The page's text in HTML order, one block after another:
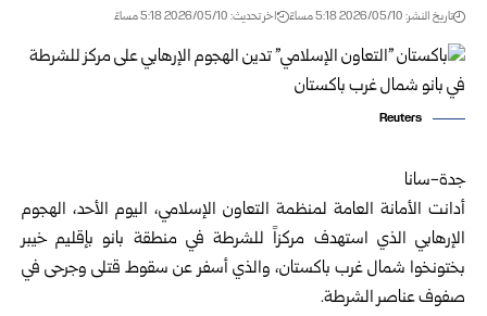
تاريخ النشر: 2026/05/10 5:18 مساءً اخر تحديث: 2026/05/10 5:18 مساءً
Reuters
جدة-سانا
أدانت الأمانة العامة لمنظمة التعاون الإسلامي، اليوم الأحد، الهجوم
الإرهابي الذي استهدف مركزاً للشرطة في منطقة بانو بإقليم خيبر
بختونخوا شمال غرب باكستان، والذي أسفر عن سقوط قتلى وجرحى في
صفوف عناصر الشرطة.